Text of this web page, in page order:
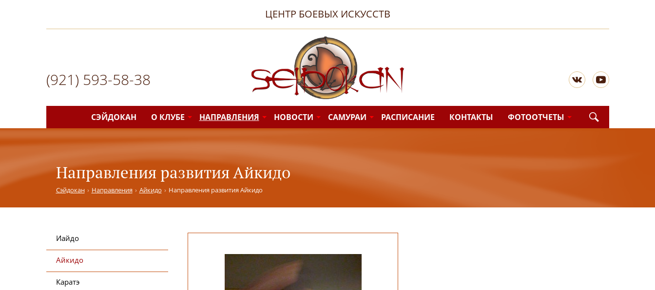
ЦЕНТР БОЕВЫХ ИСКУССТВ
(921) 593-58-38
СЭЙДОКАН О КЛУБЕ НАПРАВЛЕНИЯ НОВОСТИ САМУРАИ РАСПИСАНИЕ КОНТАКТЫ ФОТООТЧЕТЫ
Направления развития Айкидо
Сэйдокан Направления Айкидо Направления развития Айкидо
Иайдо
Айкидо
Каратэ